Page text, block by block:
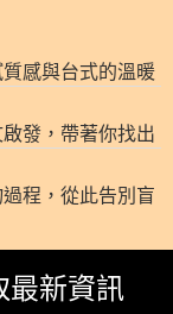
感與台式的溫暖
發，帶著你找出
程，從此告別盲
最新資訊